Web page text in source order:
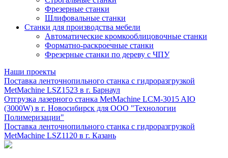
Фрезерные станки
Шлифовальные станки
Станки для производства мебели
Автоматические кромкооблицовочные станки
Форматно-раскроечные станки
Фрезерные станки по дереву с ЧПУ
Наши проекты
Поставка ленточнопильного станка c гидроразгрузкой
MetMachine LSZ1523 в г. Барнаул
Отгрузка лазерного станка MetMachine LCM-3015 AIO
(3000W) в г. Новосибирск для ООО "Технологии
Полимеризации"
Поставка ленточнопильного станка c гидроразгрузкой
MetMachine LSZ1120 в г. Казань